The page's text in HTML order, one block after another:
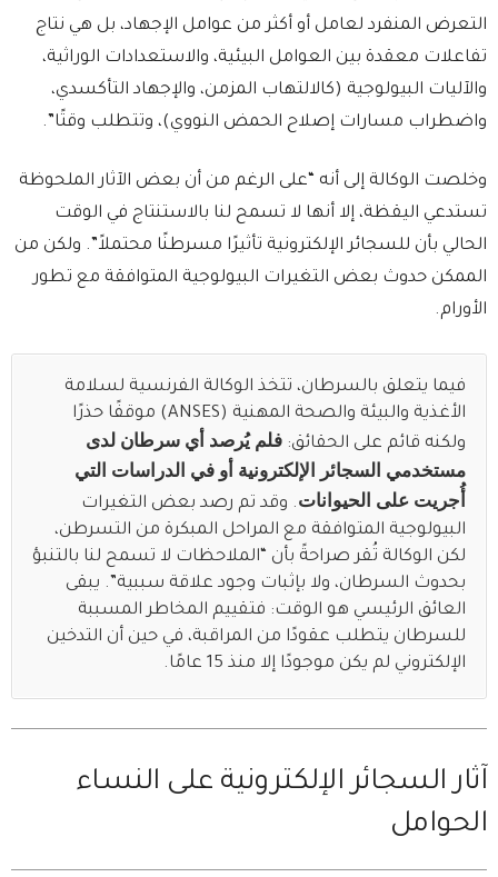
التعرض المنفرد لعامل أو أكثر من عوامل الإجهاد، بل هي نتاج
تفاعلات معقدة بين العوامل البيئية، والاستعدادات الوراثية،
والآليات البيولوجية (كالالتهاب المزمن، والإجهاد التأكسدي،
واضطراب مسارات إصلاح الحمض النووي)، وتتطلب وقتًا”.
وخلصت الوكالة إلى أنه “على الرغم من أن بعض الآثار الملحوظة
تستدعي اليقظة، إلا أنها لا تسمح لنا بالاستنتاج في الوقت
الحالي بأن للسجائر الإلكترونية تأثيرًا مسرطنًا محتملاً”. ولكن من
الممكن حدوث بعض التغيرات البيولوجية المتوافقة مع تطور
الأورام.
فيما يتعلق بالسرطان، تتخذ الوكالة الفرنسية لسلامة
الأغذية والبيئة والصحة المهنية (ANSES) موقفًا حذرًا
ولكنه قائم على الحقائق: فلم يُرصد أي سرطان لدى
مستخدمي السجائر الإلكترونية أو في الدراسات التي
أُجريت على الحيوانات. وقد تم رصد بعض التغيرات
البيولوجية المتوافقة مع المراحل المبكرة من التسرطن،
لكن الوكالة تُقر صراحةً بأن “الملاحظات لا تسمح لنا بالتنبؤ
بحدوث السرطان، ولا بإثبات وجود علاقة سببية”. يبقى
العائق الرئيسي هو الوقت: فتقييم المخاطر المسببة
للسرطان يتطلب عقودًا من المراقبة، في حين أن التدخين
الإلكتروني لم يكن موجودًا إلا منذ 15 عامًا.
آثار السجائر الإلكترونية على النساء
الحوامل